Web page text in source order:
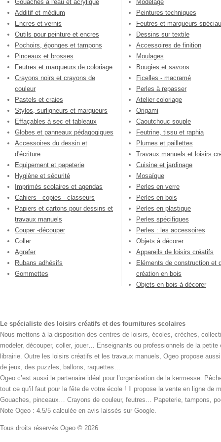
Gouaches à l'eau et acrylique
Additif et médium
Encres et vernis
Outils pour peinture et encres
Pochoirs, éponges et tampons
Pinceaux et brosses
Feutres et marqueurs de coloriage
Crayons noirs et crayons de
couleur
Pastels et craies
Stylos, surligneurs et marqueurs
Effaçables à sec et tableaux
Globes et panneaux pédagogiques
Accessoires du dessin et
d'écriture
Equipement et papeterie
Hygiène et sécurité
Imprimés scolaires et agendas
Cahiers - copies - classeurs
Papiers et cartons pour dessins et
travaux manuels
Couper -découper
Coller
Agrafer
Rubans adhésifs
Gommettes
Modelage
Peintures techniques
Feutres et marqueurs
Dessins sur textile
Accessoires de finition
Moulages
Bougies et savons
Ficelles - macramé
Perles à repasser
Atelier coloriage
Origami
Caoutchouc souple
Feutrine, tissu et raphia
Plumes et paillettes
Travaux manuels et loisirs
Cuisine et jardinage
Mosaïque
Perles en verre
Perles en bois
Perles en plastique
Perles spécifiques
Perles : les accessoires
Objets à décorer
Appareils de loisirs créatifs
Eléments de construction et
création en bois
Objets en bois à décorer
Le spécialiste des loisirs créatifs et des fournitures scolaires
Nous mettons à la disposition des centres de loisirs, écoles, crèches,
modeler, découper, coller, jouer… Enseignants ou professionnels de la
librairie. Outre les loisirs créatifs et les travaux manuels, Ogeo propose
de jeux, des puzzles, ballons, raquettes…
Ogeo c’est aussi le partenaire idéal pour l’organisation de la kermesse.
tout ce qu’il faut pour la fête de votre école ! Il propose la vente en ligne
Gouaches, pinceaux… Crayons de couleur, feutres… Papeterie, tampons,
Note Ogeo : 4.5/5 calculée en avis laissés sur Google.
Tous droits réservés Ogeo © 2026